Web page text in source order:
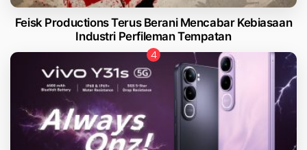
Feisk Productions Terus Berani Mencabar Kebiasaan
Industri Perfileman Tempatan